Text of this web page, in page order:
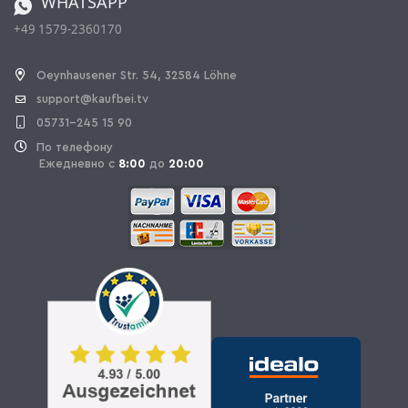
OPAL_WITHDRAW_LINK_TEXT
+49 1579-2360170
Oeynhausener Str. 54, 32584 Löhne
support@kaufbei.tv
05731-245 15 90
По телефону
Ежедневно с 8:00 до 20:00